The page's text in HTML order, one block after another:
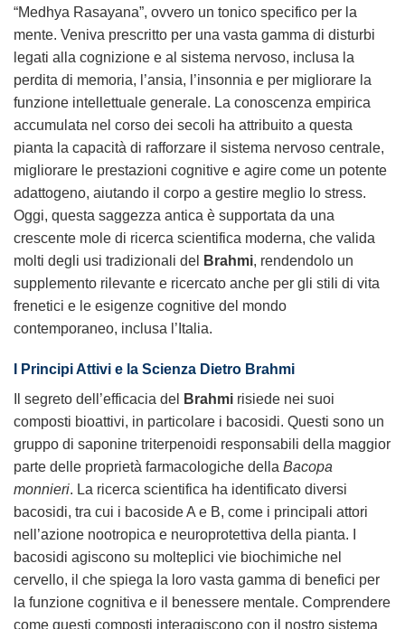
“Medhya Rasayana”, ovvero un tonico specifico per la
mente. Veniva prescritto per una vasta gamma di disturbi
legati alla cognizione e al sistema nervoso, inclusa la
perdita di memoria, l’ansia, l’insonnia e per migliorare la
funzione intellettuale generale. La conoscenza empirica
accumulata nel corso dei secoli ha attribuito a questa
pianta la capacità di rafforzare il sistema nervoso centrale,
migliorare le prestazioni cognitive e agire come un potente
adattogeno, aiutando il corpo a gestire meglio lo stress.
Oggi, questa saggezza antica è supportata da una
crescente mole di ricerca scientifica moderna, che valida
molti degli usi tradizionali del
Brahmi, rendendolo un
supplemento rilevante e ricercato anche per gli stili di vita
frenetici e le esigenze cognitive del mondo
contemporaneo, inclusa l’Italia.
I Principi Attivi e la Scienza Dietro Brahmi
Il segreto dell’efficacia del
Brahmi risiede nei suoi
composti bioattivi, in particolare i bacosidi. Questi sono un
gruppo di saponine triterpenoidi responsabili della maggior
parte delle proprietà farmacologiche della Bacopa
monnieri. La ricerca scientifica ha identificato diversi
bacosidi, tra cui i bacoside A e B, come i principali attori
nell’azione nootropica e neuroprotettiva della pianta. I
bacosidi agiscono su molteplici vie biochimiche nel
cervello, il che spiega la loro vasta gamma di benefici per
la funzione cognitiva e il benessere mentale. Comprendere
come questi composti interagiscono con il nostro sistema